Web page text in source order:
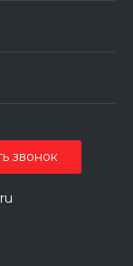
звонок